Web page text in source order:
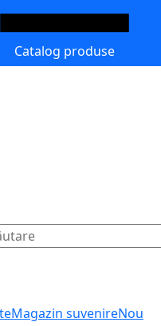
Catalog produse
Magazin suvenireNou